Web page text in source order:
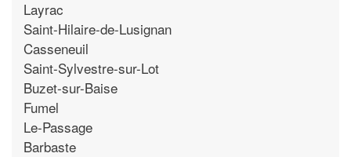
Layrac
Saint-Hilaire-de-Lusignan
Casseneuil
Saint-Sylvestre-sur-Lot
Buzet-sur-Baise
Fumel
Le-Passage
Barbaste